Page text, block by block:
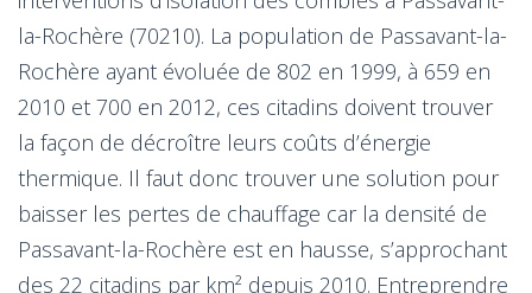
la-Rochère (70210). La population de Passavant-la-
Rochère ayant évoluée de 802 en 1999, à 659 en
2010 et 700 en 2012, ces citadins doivent trouver
la façon de décroître leurs coûts d’énergie
thermique. Il faut donc trouver une solution pour
baisser les pertes de chauffage car la densité de
Passavant-la-Rochère est en hausse, s’approchant
des 22 citadins par km² depuis 2010. Entreprendre